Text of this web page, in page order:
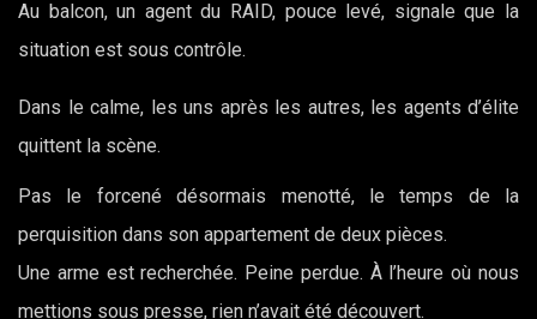
Au balcon, un agent du RAID, pouce levé, signale que la
situation est sous contrôle.
Dans le calme, les uns après les autres, les agents d’élite
quittent la scène.
Pas le forcené désormais menotté, le temps de la
perquisition dans son appartement de deux pièces.
Une arme est recherchée. Peine perdue. À l’heure où nous
mettions sous presse, rien n’avait été découvert.